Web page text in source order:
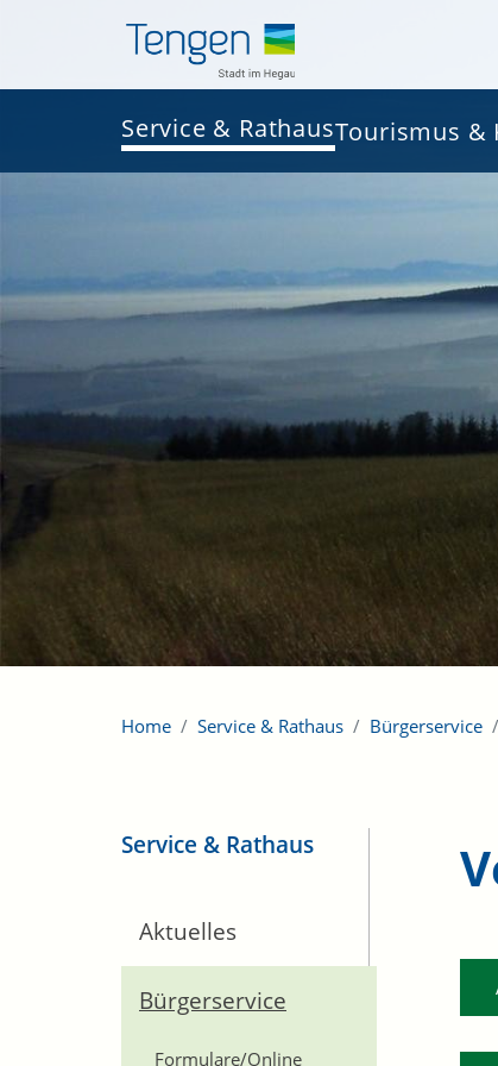
Service & RathausTourismus &
Home Service & Rathaus Bürgerservice
Service & Rathaus
Aktuelles
Bürgerservice
Formulare/Online